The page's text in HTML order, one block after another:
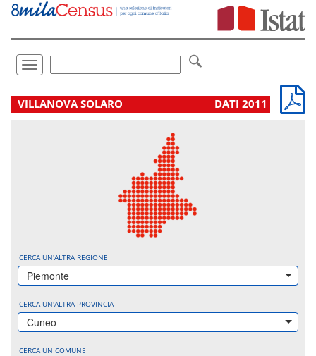
Vai
direttamente
Toggle
navigation
.
VILLANOVA SOLARO DATI 2011
CERCA UN'ALTRA REGIONE
Piemonte
CERCA UN'ALTRA PROVINCIA
Cuneo
CERCA UN COMUNE